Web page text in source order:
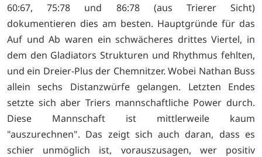
60:67, 75:78 und 86:78 (aus Trierer Sicht)
dokumentieren dies am besten. Hauptgründe für das
Auf und Ab waren ein schwächeres drittes Viertel, in
dem den Gladiators Strukturen und Rhythmus fehlten,
und ein Dreier-Plus der Chemnitzer. Wobei Nathan Buss
allein sechs Distanzwürfe gelangen. Letzten Endes
setzte sich aber Triers mannschaftliche Power durch.
Diese Mannschaft ist mittlerweile kaum
"auszurechnen". Das zeigt sich auch daran, dass es
schier unmöglich ist, vorauszusagen, wer positiv